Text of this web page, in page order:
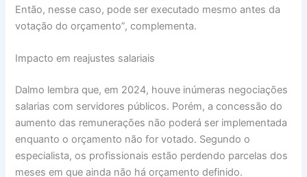
Então, nesse caso, pode ser executado mesmo antes da
votação do orçamento”, complementa.
Impacto em reajustes salariais
Dalmo lembra que, em 2024, houve inúmeras negociações
salarias com servidores públicos. Porém, a concessão do
aumento das remunerações não poderá ser implementada
enquanto o orçamento não for votado. Segundo o
especialista, os profissionais estão perdendo parcelas dos
meses em que ainda não há orçamento definido.